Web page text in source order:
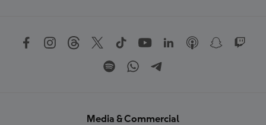
Media & Commercial